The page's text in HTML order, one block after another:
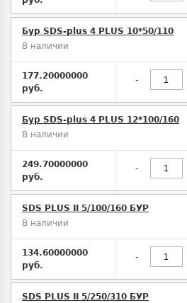
Бур SDS-plus 4 PLUS 10*50/110
В наличии
177.20000000
руб.
-
Бур SDS-plus 4 PLUS 12*100/160
В наличии
249.70000000
руб.
-
SDS PLUS II 5/100/160 БУР
В наличии
134.60000000
руб.
-
SDS PLUS II 5/250/310 БУР